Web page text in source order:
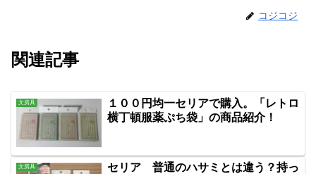
コジコジ
関連記事
文房具
１００円均一セリアで購入。「レトロ
横丁頓服薬ぷち袋」の商品紹介！
文房具
セリア 普通のハサミとは違う？持っ